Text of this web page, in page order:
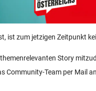
ist zum jetzigen Zeitpunkt
Story
Community-Team per Mail an